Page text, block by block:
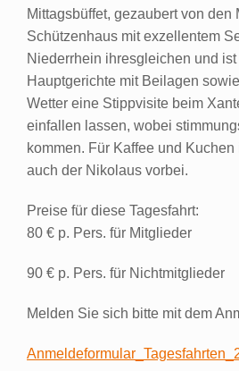
Mittagsbüffet, gezaubert von
Schützenhaus mit exzellentem
Niederrhein ihresgleichen und
Hauptgerichte mit Beilagen
Wetter eine Stippvisite beim
einfallen lassen, wobei
kommen. Für Kaffee und
auch der Nikolaus vorbei.
Preise für diese Tagesfahrt:
80 € p. Pers. für Mitglieder
90 € p. Pers. für Nichtmitglieder
Melden Sie sich bitte mit dem